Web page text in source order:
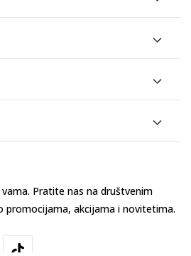
Pratite nas na društvenim
promocijama, akcijama i novitetima.